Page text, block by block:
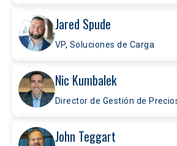
Jared Spude
VP, Soluciones de Carga
Nic Kumbalek
Director de Gestión de
John Teggart